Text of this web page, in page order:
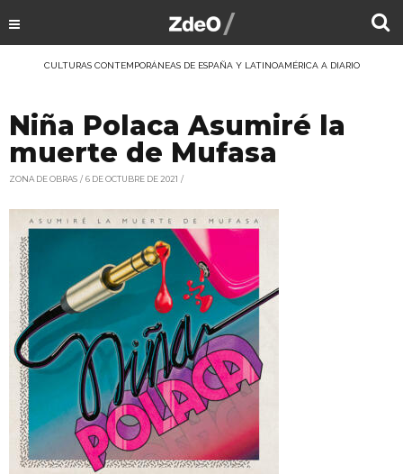
CULTURAS CONTEMPORÁNEAS DE ESPAÑA Y LATINOAMÉRICA A DIARIO
Niña Polaca Asumiré la
muerte de Mufasa
ZONA DE OBRAS 6 DE OCTUBRE DE 2021